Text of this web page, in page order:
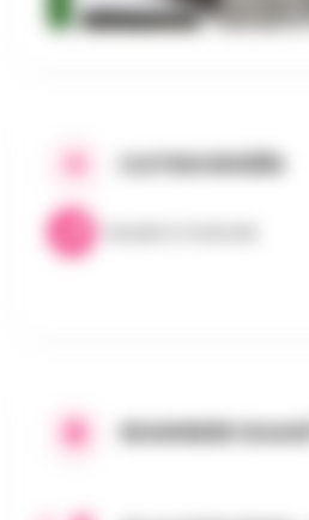
CATEGORIEËN
WANNEER GAAN?